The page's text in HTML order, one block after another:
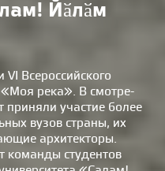
Блог
Выставка
Интерьер
Урбанистика
Йӑлӑм
Всероссийского
«Моя река». В смотре-
приняли участие более
вузов страны, их
архитекторы.
команды студентов